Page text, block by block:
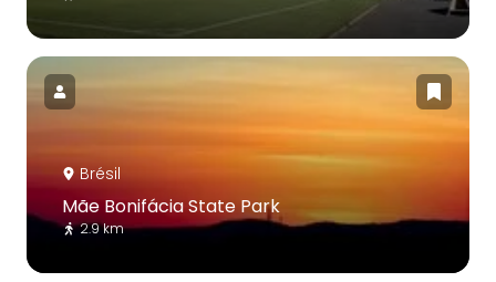
Brésil
Mãe Bonifácia State Park
2.9 km